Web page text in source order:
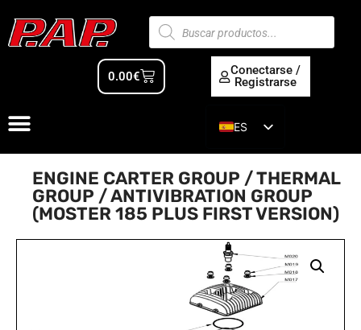
0.00€
Conectarse /
Registrarse
ES
EN
ENGINE CARTER GROUP / THERMAL
GROUP / ANTIVIBRATION GROUP
(MOSTER 185 PLUS FIRST VERSION)